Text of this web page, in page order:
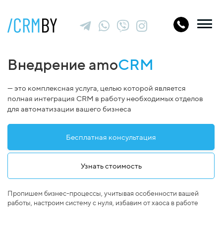
Внедрение amoCRM
— это комплексная услуга, целью которой является
полная интеграция CRM в работу необходимых отделов
для автоматизации вашего бизнеса
Бесплатная консультация
Узнать стоимость
Пропишем бизнес-процессы, учитывая особенности вашей
работы, настроим систему с нуля, избавим от хаоса в работе